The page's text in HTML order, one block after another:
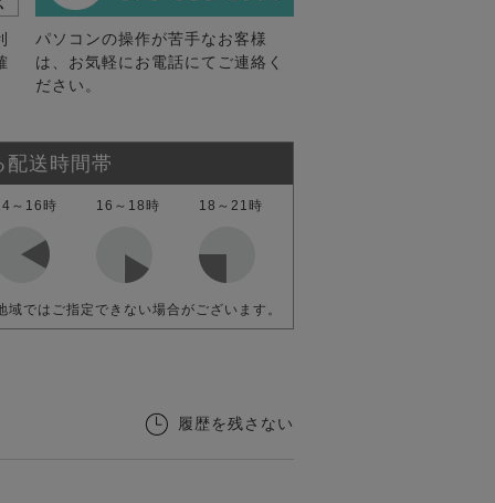
パソコンの操作が苦手なお客様
は、お気軽にお電話にてご連絡く
ださい。
配送時間帯
～16時 16～18時 18～21時
ではご指定できない場合がございます。
履歴を残さない